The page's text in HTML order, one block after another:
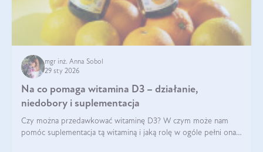
mgr inż. Anna Sobol
29 sty 2026
Na co pomaga witamina D3 – działanie,
niedobory i suplementacja
Czy można przedawkować witaminę D3? W czym może nam
pomóc suplementacja tą witaminą i jaką rolę w ogóle pełni ona